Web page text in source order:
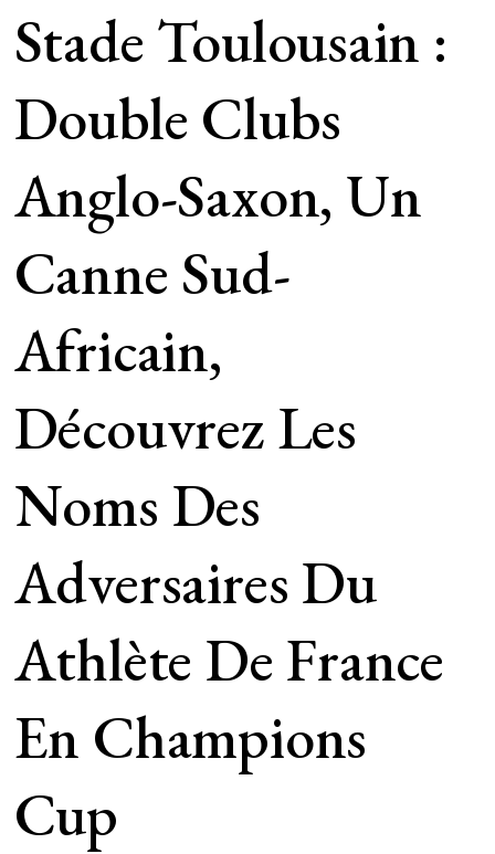
Stade Toulousain :
Double Clubs
Anglo-Saxon, Un
Canne Sud-
Africain,
Découvrez Les
Noms Des
Adversaires Du
Athlète De France
En Champions
Cup